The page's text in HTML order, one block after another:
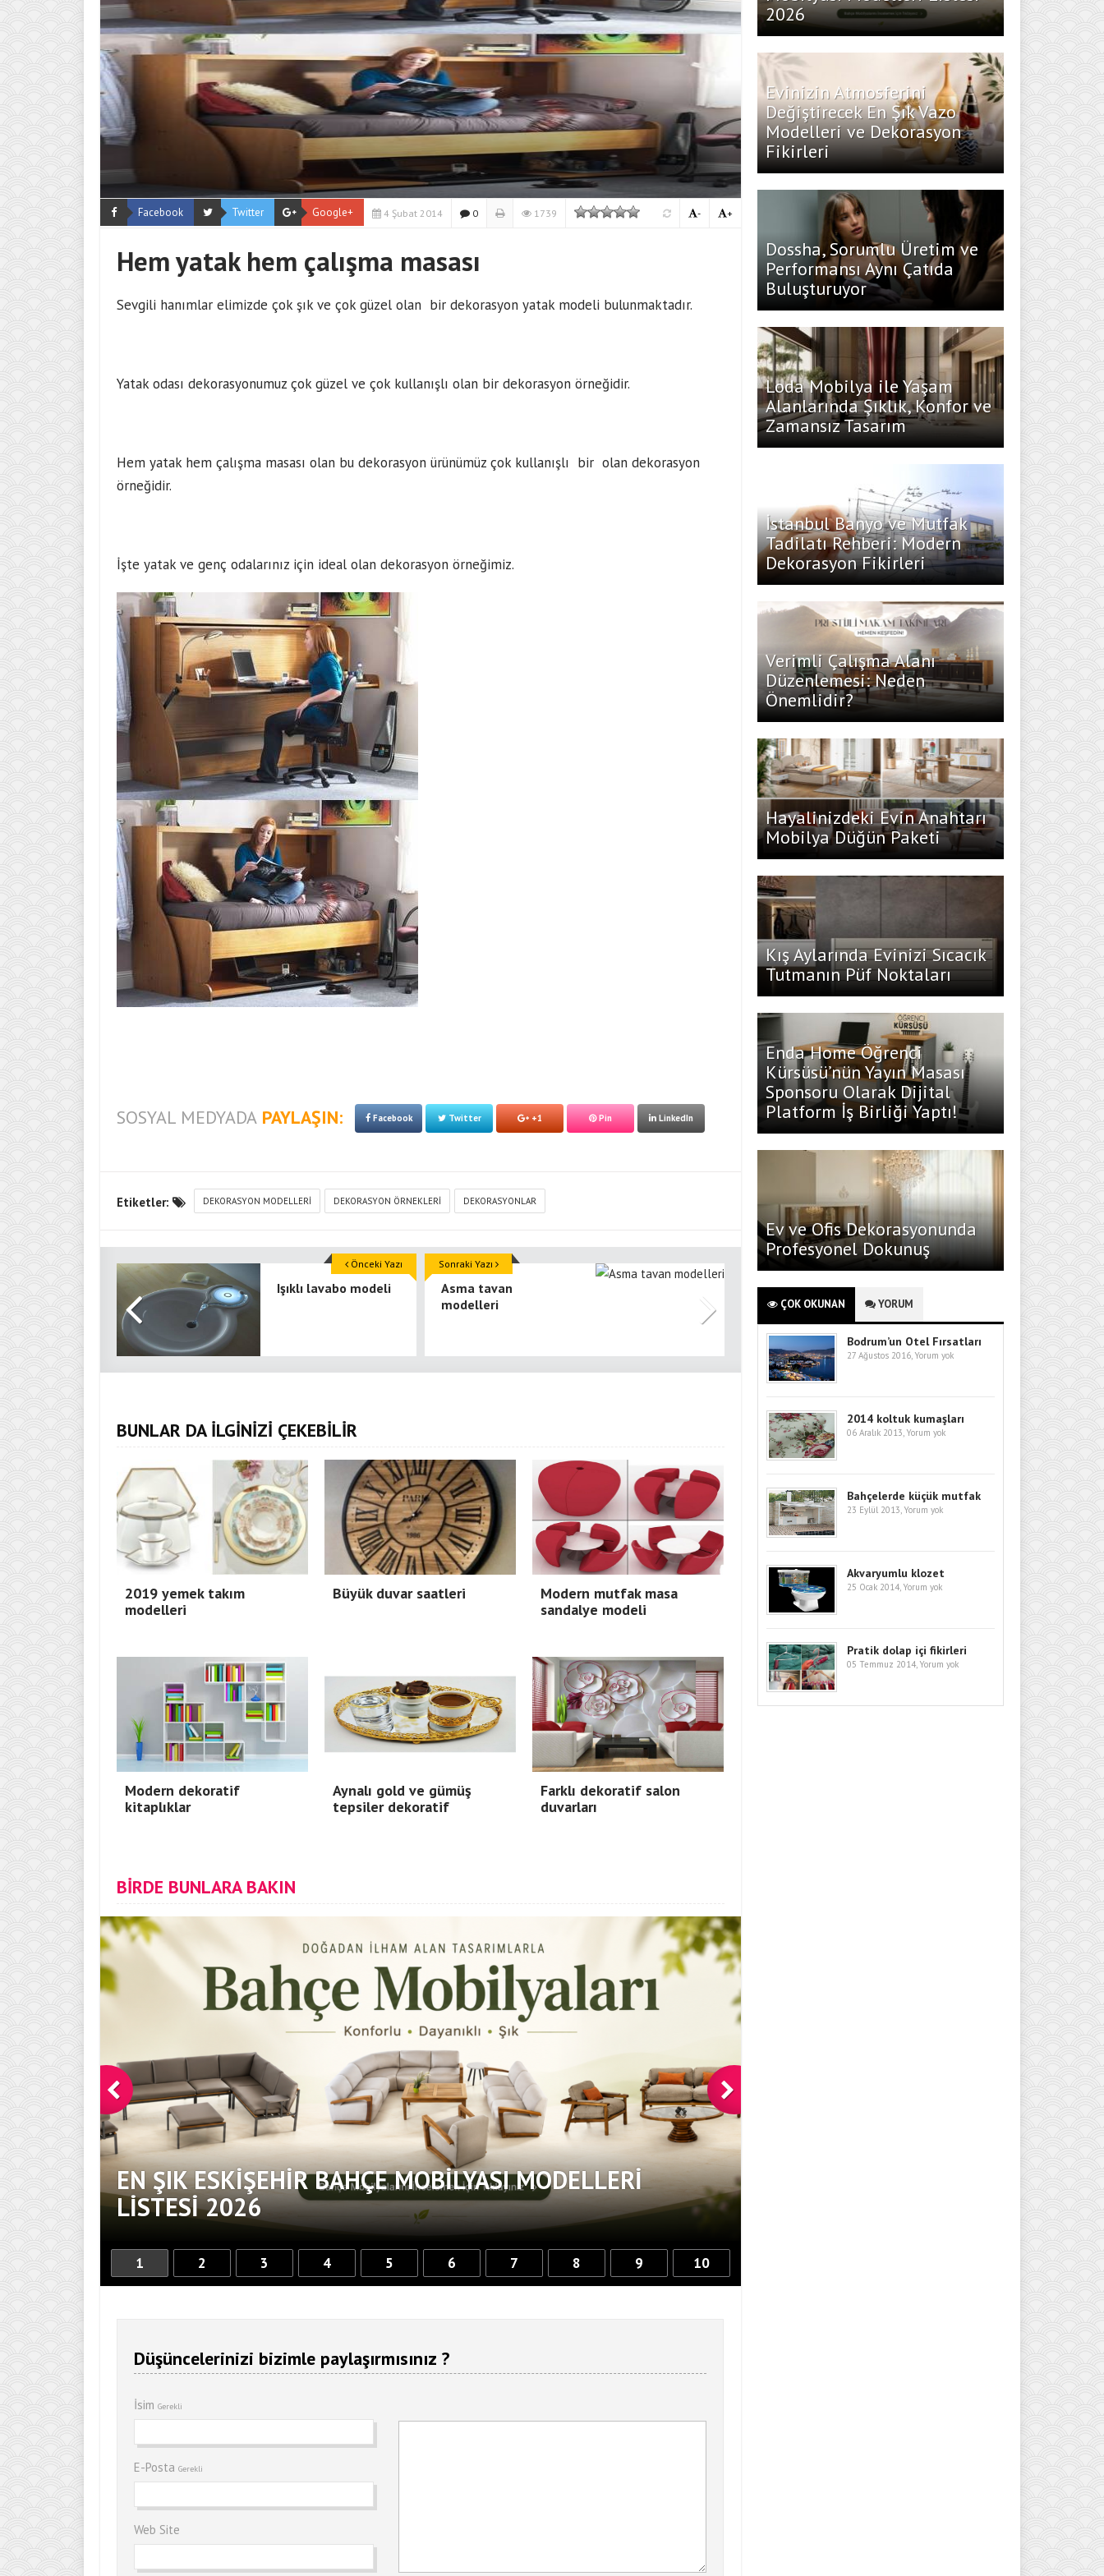
Facebook Twitter Google+ 4 Şubat 2014 0 1739 +
-
Hem yatak hem çalışma masası
Sevgili hanımlar elimizde çok şık ve çok güzel olan bir dekorasyon yatak modeli bulunmaktadır.
Yatak odası dekorasyonumuz çok güzel ve çok kullanışlı olan bir dekorasyon örneğidir.
Hem yatak hem çalışma masası olan bu dekorasyon ürünümüz çok kullanışlı bir olan dekorasyon
örneğidir.
İşte yatak ve genç odalarınız için ideal olan dekorasyon örneğimiz.
SOSYAL MEDYADA PAYLAŞIN: Facebook Twitter +1 Pin LinkedIn
Etiketler: DEKORASYON MODELLERI DEKORASYON ÖRNEKLERI DEKORASYONLAR
Işıklı lavabo modeli
Önceki Yazı
Asma tavan
modelleri
Sonraki Yazı
BUNLAR DA İLGİNİZİ ÇEKEBİLİR
2019 yemek takım
modelleri
Büyük duvar saatleri
Modern mutfak masa
sandalye modeli
Modern dekoratif
kitaplıklar
Aynalı gold ve gümüş
tepsiler dekoratif
Farklı dekoratif salon
duvarları
BİRDE BUNLARA BAKIN
EN ŞIK ESKIŞEHIR BAHÇE MOBILYASI MODELLERI
LISTESI 2026
EVINIZIN ATMOSFERINI
MODELLERI VE DEKORASYON
1 2 3 4 5 6 7 8 9 10
Düşüncelerinizi bizimle paylaşırmısınız ?
İsim Gerekli
E-Posta Gerekli
Web Site
2026
Evinizin Atmosferini
Değiştirecek En Şık Vazo
Modelleri ve Dekorasyon
Fikirleri
Dossha, Sorumlu Üretim ve
Performansı Aynı Çatıda
Buluşturuyor
Loda Mobilya ile Yaşam
Alanlarında Şıklık, Konfor ve
Zamansız Tasarım
İstanbul Banyo ve Mutfak
Tadilatı Rehberi: Modern
Dekorasyon Fikirleri
Verimli Çalışma Alanı
Düzenlemesi: Neden
Önemlidir?
Hayalinizdeki Evin Anahtarı
Mobilya Düğün Paketi
Kış Aylarında Evinizi Sıcacık
Tutmanın Püf Noktaları
Enda Home Öğrenci
Kürsüsü’nün Yayın Masası
Sponsoru Olarak Dijital
Platform İş Birliği Yaptı!
Ev ve Ofis Dekorasyonunda
Profesyonel Dokunuş
ÇOK OKUNAN YORUM
Bodrum’un Otel Fırsatları
27 Ağustos 2016, Yorum yok
2014 koltuk kumaşları
06 Aralık 2013, Yorum yok
Bahçelerde küçük mutfak
23 Eylül 2013, Yorum yok
Akvaryumlu klozet
25 Ocak 2014, Yorum yok
Pratik dolap içi fikirleri
05 Temmuz 2014, Yorum yok